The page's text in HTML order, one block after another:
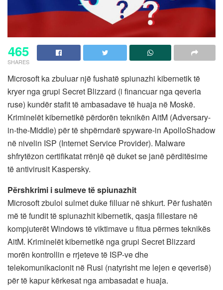
465
SHARES
Microsoft ka zbuluar një fushatë spiunazhi kibernetik të
kryer nga grupi Secret Blizzard (i financuar nga qeveria
ruse) kundër stafit të ambasadave të huaja në Moskë.
Kriminelët kibernetikë përdorën teknikën AitM (Adversary-
in-the-Middle) për të shpërndarë spyware-in ApolloShadow
në nivelin ISP (Internet Service Provider). Malware
shfrytëzon certifikatat rrënjë që duket se janë përditësime
të antivirusit Kaspersky.
Përshkrimi i sulmeve të spiunazhit
Microsoft zbuloi sulmet duke filluar në shkurt. Për fushatën
më të fundit të spiunazhit kibernetik, qasja fillestare në
kompjuterët Windows të viktimave u fitua përmes teknikës
AitM. Kriminelët kibernetikë nga grupi Secret Blizzard
morën kontrollin e rrjeteve të ISP-ve dhe
telekomunikacionit në Rusi (natyrisht me lejen e qeverisë)
për të kapur kërkesat nga ambasadat e huaja.